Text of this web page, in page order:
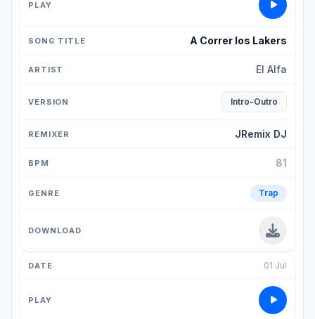
A Correr los Lakers
El Alfa
Intro-Outro
JRemix DJ
81
Trap
01 Jul